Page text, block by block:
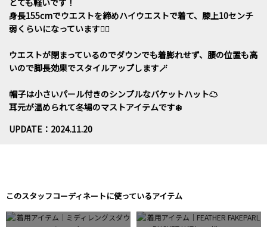
とても軽いです！
身長155cmでウエストを締めハイウエストで着て、膝上10センチ
弱くらいになっています🙆‍♀️
ウエストが閉まっているのでダウンでも着膨れせず、腰の位置も高
いので脚長効果でスタイルアップします🪄
帽子は小さいパール付きのシンプルなバケットハット☁️
耳元が温められて冬場のマストアイテムです❄️
UPDATE：2024.11.20
このスタッフコーディネートに使っているアイテム